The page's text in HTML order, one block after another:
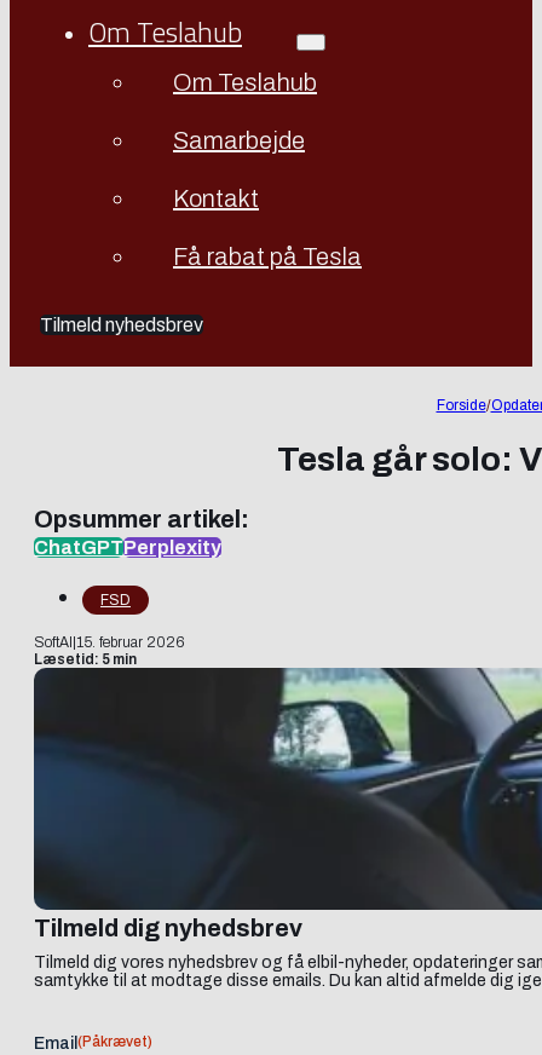
Om Teslahub
Om Teslahub
Samarbejde
Kontakt
Få rabat på Tesla
Tilmeld nyhedsbrev
Forside/
Tesla går solo:
Opsummer artikel:
ChatGPTPerplexity
FSD
SoftAI 15. februar 2026
Læsetid: 5 min
Tilmeld dig nyhedsbrev
Tilmeld dig vores nyhedsbrev og få elbil-nyheder, opdateringer
samtykke til at modtage disse emails. Du kan altid afmelde dig
Email (Påkrævet)